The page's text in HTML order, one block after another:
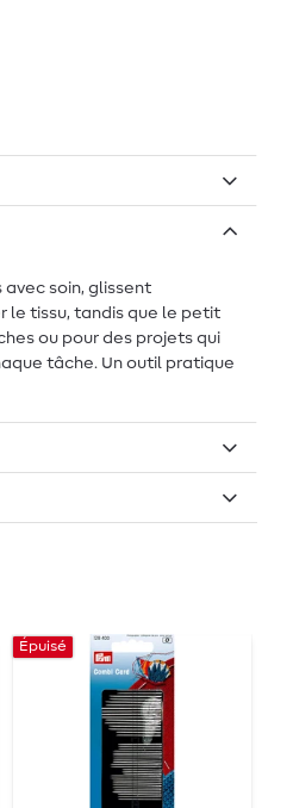
soin, glissent
le tissu, tandis que le petit
ou pour des projets qui
tâche. Un outil pratique
Épuisé